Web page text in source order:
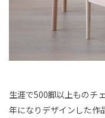
生涯で500脚以上ものチ
年になりデザインした作